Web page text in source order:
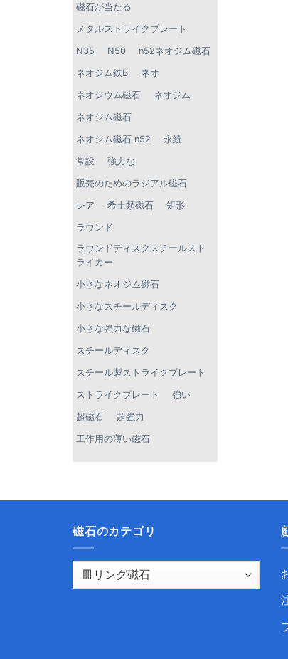
磁石が当たる
メタルストライクプレート
N35 N50 n52ネオジム磁石
ネオジム鉄B ネオ
ネオジウム磁石 ネオジム
ネオジム磁石
ネオジム磁石 n52 永続
常設 強力な
販売のためのラジアル磁石
レア 希土類磁石 矩形
ラウンド
ラウンドディスクスチールスト
ライカー
小さなネオジム磁石
小さなスチールディスク
小さな強力な磁石
スチールディスク
スチール製ストライクプレート
ストライクプレート 強い
超磁石 超強力
工作用の薄い磁石
磁石のカテゴリ